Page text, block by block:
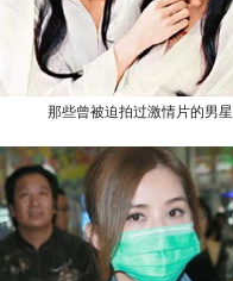
那些曾被迫拍过激情片的男星